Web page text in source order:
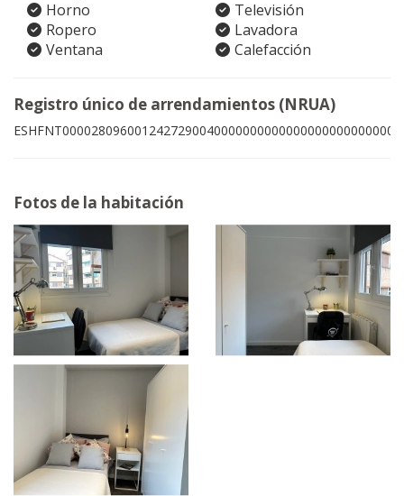
Horno
Televisión
Ropero
Lavadora
Ventana
Calefacción
Registro único de arrendamientos (NRUA)
ESHFNT00002809600124272900400000000000000000000000006
Fotos de la habitación